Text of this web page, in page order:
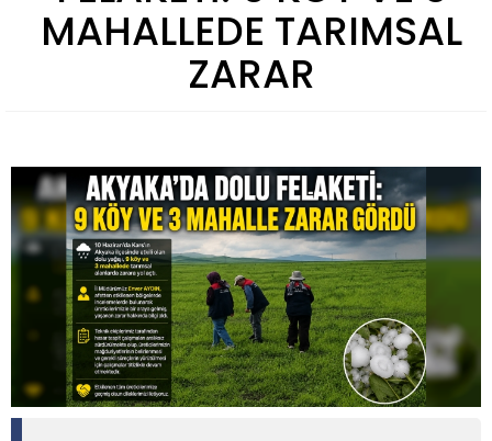
MAHALLEDE TARIMSAL
ZARAR